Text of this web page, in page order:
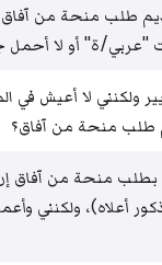
طلب منحة من
"عربي/ة" أو لا أحمل
ولكنني لا أعيش في
طلب منحة من آفاق؟
بطلب منحة من آفاق
أعلاه)، ولكنني